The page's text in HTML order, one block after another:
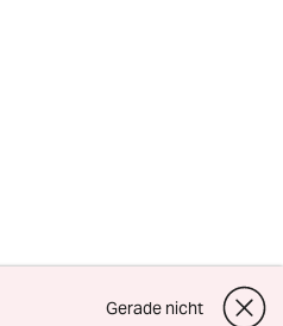
Gerade nicht